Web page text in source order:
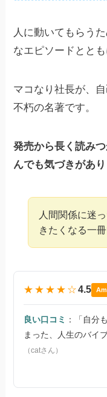
人に動いてもらう
なエピソードとと
マコなり社長が、
不朽の名著です。
発売から長く読み
んでも気づきがあり
人間関係に迷
きたくなる一冊
★★★★☆4.5
良い口コミ
：「自分
まった、人生のバイ
（catさん）